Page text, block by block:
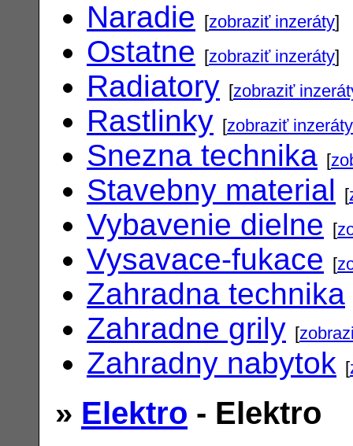
Naradie [zobraziť inzeráty]
Ostatne [zobraziť inzeráty]
Radiatory [zobraziť
Rastlinky [zobraziť inzeráty
Snezna technika [
Stavebny material [
Vybavenie dielne [
Vysavace-fukace [
Zahradna technika
Zahradne grily [
Zahradny nabytok [
» Elektro - Elektro